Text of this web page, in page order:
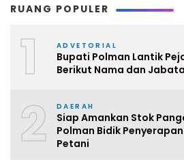
RUANG POPULER
1 ADVETORIAL
Bupati Polman Lantik
Berikut Nama dan
2 DAERAH
Siap Amankan Stok
Polman Bidik
Petani